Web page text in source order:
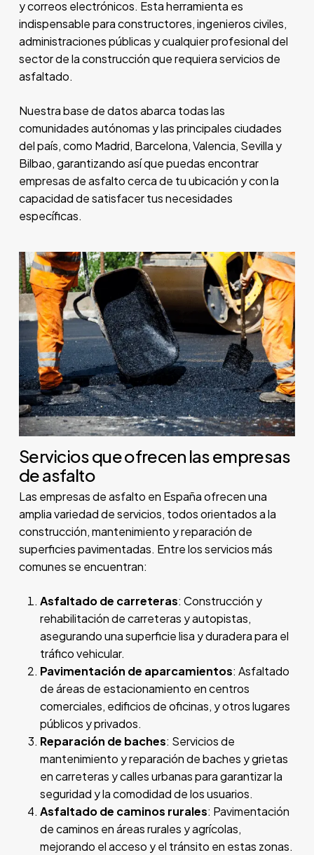
y correos electrónicos. Esta herramienta es
indispensable para constructores, ingenieros civiles,
administraciones públicas y cualquier profesional del
sector de la construcción que requiera servicios de
asfaltado.
Nuestra base de datos abarca todas las
comunidades autónomas y las principales ciudades
del país, como Madrid, Barcelona, Valencia, Sevilla y
Bilbao, garantizando así que puedas encontrar
empresas de asfalto cerca de tu ubicación y con la
capacidad de satisfacer tus necesidades
específicas.
Servicios que ofrecen las empresas
de asfalto
Las empresas de asfalto en España ofrecen una
amplia variedad de servicios, todos orientados a la
construcción, mantenimiento y reparación de
superficies pavimentadas. Entre los servicios más
comunes se encuentran:
Asfaltado de carreteras: Construcción y
rehabilitación de carreteras y autopistas,
asegurando una superficie lisa y duradera para el
tráfico vehicular.
Pavimentación de aparcamientos: Asfaltado
de áreas de estacionamiento en centros
comerciales, edificios de oficinas, y otros lugares
públicos y privados.
Reparación de baches: Servicios de
mantenimiento y reparación de baches y grietas
en carreteras y calles urbanas para garantizar la
seguridad y la comodidad de los usuarios.
Asfaltado de caminos rurales: Pavimentación
de caminos en áreas rurales y agrícolas,
mejorando el acceso y el tránsito en estas zonas.